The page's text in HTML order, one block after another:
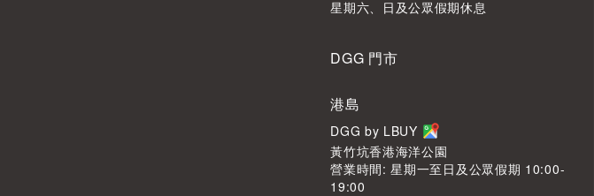
星期六、日及公眾假期休息
DGG 門市
港島
DGG by LBUY
黃竹坑香港海洋公園
營業時間: 星期一至日及公眾假期 10:00-
19:00